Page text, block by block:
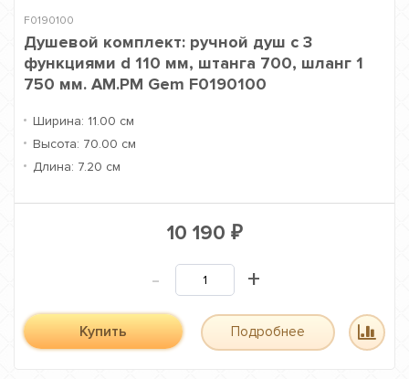
F0190100
Душевой комплект: ручной душ с 3
функциями d 110 мм, штанга 700, шланг 1
750 мм. AM.PM Gem F0190100
Ширина: 11.00 см
Высота: 70.00 см
Длина: 7.20 см
10 190 ₽
- +
Купить Подробнее